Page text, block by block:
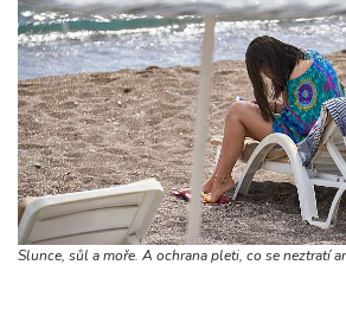
Slunce, sůl a moře. A ochrana pleti, co se neztratí